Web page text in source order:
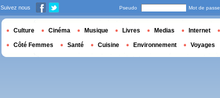
Suivez nous Pseudo Mot de passe
Culture Cinéma Musique Livres Medias Internet
Côté Femmes Santé Cuisine Environnement Voyages